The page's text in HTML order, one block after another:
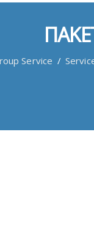
Service /